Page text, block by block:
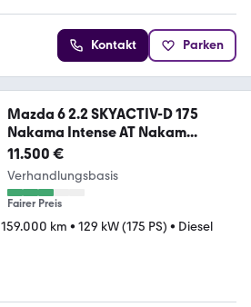
Kontakt Parken
Mazda 6 2.2 SKYACTIV-D 175
Nakama Intense AT Nakam...
11.500 €
Verhandlungsbasis
Fairer Preis
159.000 km • 129 kW (175 PS) • Diesel